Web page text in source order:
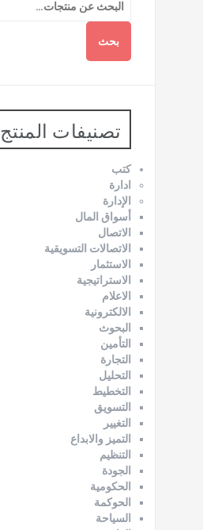
بحث
تصنيفات المنتج
كتب
ادارة
الإدارة
أسواق المال
الاتصال
الاتصالات التسويقية
الاستثمار
الاستراتيجية
الاعلام
الالكترونية
البحوث
التأمين
التجارة
التحليل
التخطيط
التسويق
التغيير
التميز والابداع
التنظيم
الجودة
الحكومية
الحوكمة
السياحة